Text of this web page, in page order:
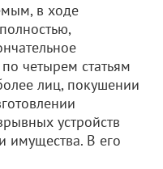
в ходе
четырем статьям
лиц, покушении
устройств
имущества. В его